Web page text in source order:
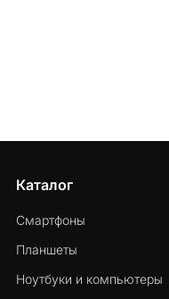
Каталог
Смартфоны
Планшеты
Ноутбуки и компьютеры